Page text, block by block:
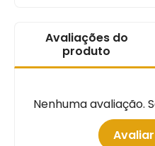
Avaliações do
produto
Nenhuma avaliação.